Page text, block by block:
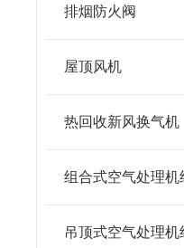
排烟防火阀
屋顶风机
热回收新风换气机
组合式空气处理机
吊顶式空气处理机